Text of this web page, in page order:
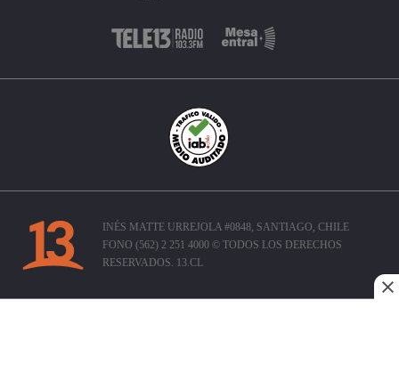
INÉS MATTE URREJOLA #0848, SANTIAGO, CHILE
FONO (562) 2 251 4000 © TODOS LOS DERECHOS
RESERVADOS. 13.CL